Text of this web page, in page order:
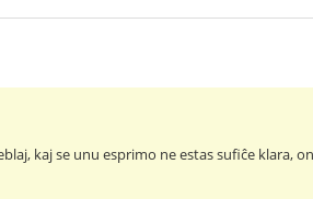
kaj se unu esprimo ne estas sufiĉe klara,